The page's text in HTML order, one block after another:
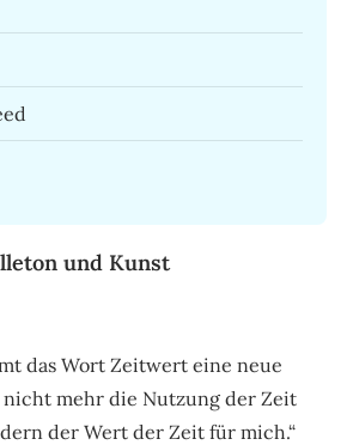
und Kunst
das Wort Zeitwert eine neue
nicht mehr die Nutzung der Zeit
der Wert der Zeit für mich.“